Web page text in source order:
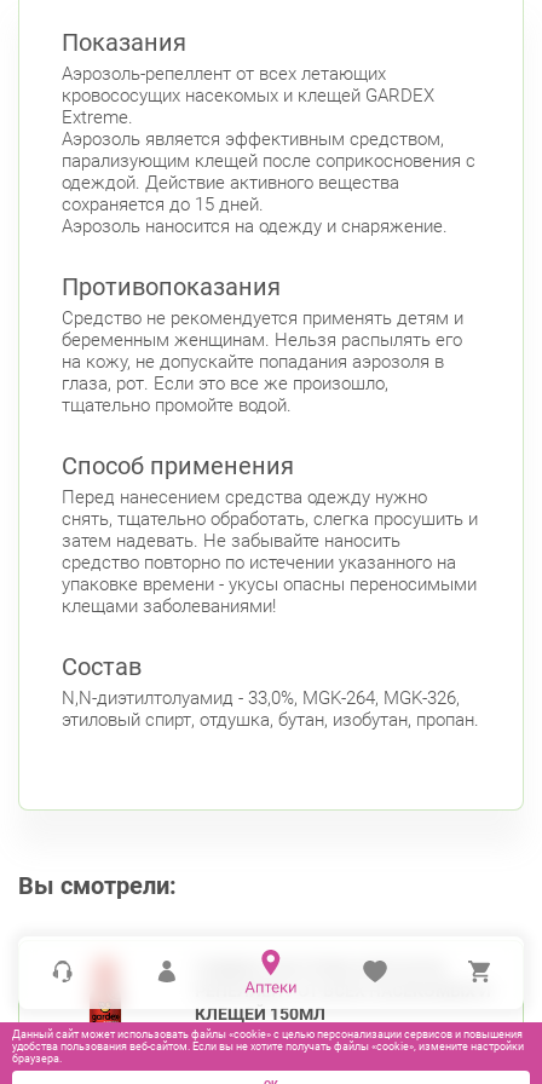
Показания
Аэрозоль-репеллент от всех летающих
кровососущих насекомых и клещей GARDEX
Extreme.
Аэрозоль является эффективным средством,
парализующим клещей после соприкосновения с
одеждой. Действие активного вещества
сохраняется до 15 дней.
Аэрозоль наносится на одежду и снаряжение.
Противопоказания
Средство не рекомендуется применять детям и
беременным женщинам. Нельзя распылять его
на кожу, не допускайте попадания аэрозоля в
глаза, рот. Если это все же произошло,
тщательно промойте водой.
Способ применения
Перед нанесением средства одежду нужно
снять, тщательно обработать, слегка просушить и
затем надевать. Не забывайте наносить
средство повторно по истечении указанного на
упаковке времени - укусы опасны переносимыми
клещами заболеваниями!
Состав
N,N-диэтилтолуамид - 33,0%, MGK-264, MGK-326,
этиловый спирт, отдушка, бутан, изобутан, пропан.
Вы смотрели:
ГАРДЕКС ЭКСТРИМ АЭРОЗОЛЬ-
РЕПЕЛЛЕНТ ОТ ВСЕХ НАСЕКОМЫХ И
КЛЕЩЕЙ 150МЛ
Данный сайт может использовать файлы «cookie» с целью персонализации сервисов и повышения
удобства пользования веб-сайтом. Если вы не хотите получать файлы «cookie», измените настройки
браузера.